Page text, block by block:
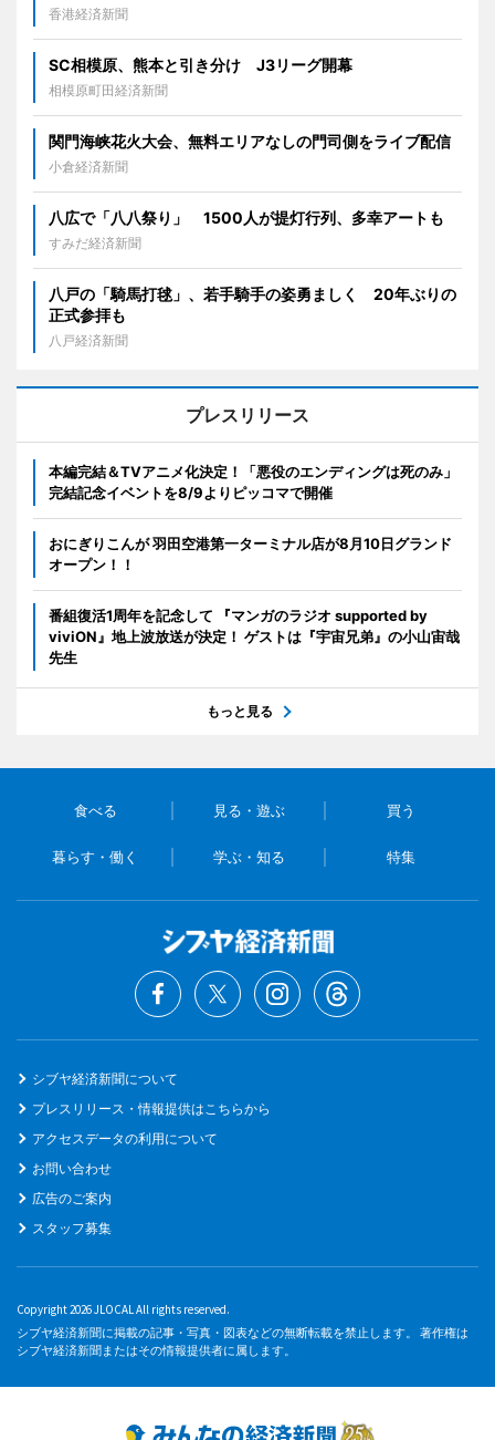
香港経済新聞
SC相模原、熊本と引き分け J3リーグ開幕
相模原町田経済新聞
関門海峡花火大会、無料エリアなしの門司側をライブ配信
小倉経済新聞
八広で「八八祭り」 1500人が提灯行列、多幸アートも
すみだ経済新聞
八戸の「騎馬打毬」、若手騎手の姿勇ましく 20年ぶりの
正式参拝も
八戸経済新聞
プレスリリース
本編完結＆TVアニメ化決定！「悪役のエンディングは死のみ」
完結記念イベントを8/9よりピッコマで開催
おにぎりこんが 羽田空港第一ターミナル店が8月10日グランド
オープン！！
番組復活1周年を記念して 『マンガのラジオ supported by
viviON』地上波放送が決定！ ゲストは『宇宙兄弟』の小山宙哉
先生
もっと見る
食べる 見る・遊ぶ 買う
暮らす・働く 学ぶ・知る 特集
シブヤ経済新聞について
プレスリリース・情報提供はこちらから
アクセスデータの利用について
お問い合わせ
広告のご案内
スタッフ募集
Copyright 2026 JLOCAL All rights reserved.
シブヤ経済新聞に掲載の記事・写真・図表などの無断転載を禁止します。 著作権は
シブヤ経済新聞またはその情報提供者に属します。